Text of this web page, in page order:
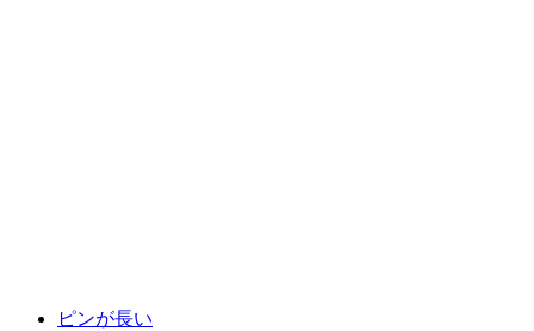
ピンが長い